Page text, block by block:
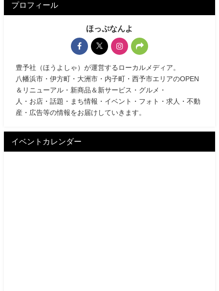
プロフィール
ほっぷなんよ
豊予社（ほうよしゃ）が運営するローカルメディア。
八幡浜市・伊方町・大洲市・内子町・西予市エリアのOPEN
＆リニューアル・新商品＆新サービス・グルメ・
人・お店・話題・まち情報・イベント・フォト・求人・不動
産・広告等の情報をお届けしていきます。
イベントカレンダー